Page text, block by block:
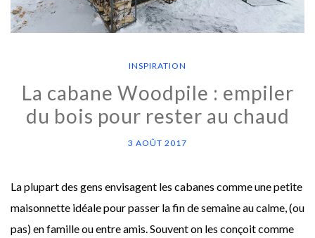
INSPIRATION
La cabane Woodpile : empiler
du bois pour rester au chaud
3 AOÛT 2017
La plupart des gens envisagent les cabanes comme une petite
maisonnette idéale pour passer la fin de semaine au calme, (ou
pas) en famille ou entre amis. Souvent on les conçoit comme